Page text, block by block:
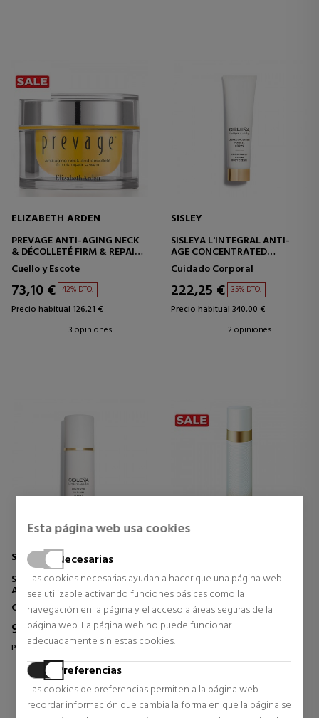
Esta página web usa cookies
Necesarias
Las cookies necesarias ayudan a hacer que una página web
sea utilizable activando funciones básicas como la
navegación en la página y el acceso a áreas seguras de la
página web. La página web no puede funcionar
adecuadamente sin estas cookies.
Preferencias
Las cookies de preferencias permiten a la página web
recordar información que cambia la forma en que la página se
ELIZABETH ARDEN
PREVAGE ANTI-AGING NECK
& DÉCOLLETÉ FIRM & REPAIR
CREAM
CREMA ANTIEDAD -
REAFIRMANTE - REPARADORA
Cuello y Escote
73,10 € 42% DTO.
Precio habitual 126,21 €
3 opiniones
SISLEY
SISLEYA L'INTEGRAL ANTI-
AGE CONCENTRATED
FIRMING BODY CREAM
CREMA CORPORAL
REAFIRMANTE
Cuidado Corporal
222,25 € 35% DTO.
Precio habitual 340,00 €
2 opiniones
SISLEY
SISLEYA L'INTEGRAL ANTI-
AGE CONCENTRATE HAND
CARE
CREMA DE MANOS ANTIEDAD
Cuidado Manos
98,75 € 34% DTO.
Precio habitual 150,00 €
1 opiniones
ABSOLUTE SILK MICRO
MOUSSE TREATMENT
MOUSSE DE TRATAMIENTO
ANTIENVEJECIMIENTO
Cosmética Facial
131,47 € 38% DTO.
Precio habitual 211,00 €